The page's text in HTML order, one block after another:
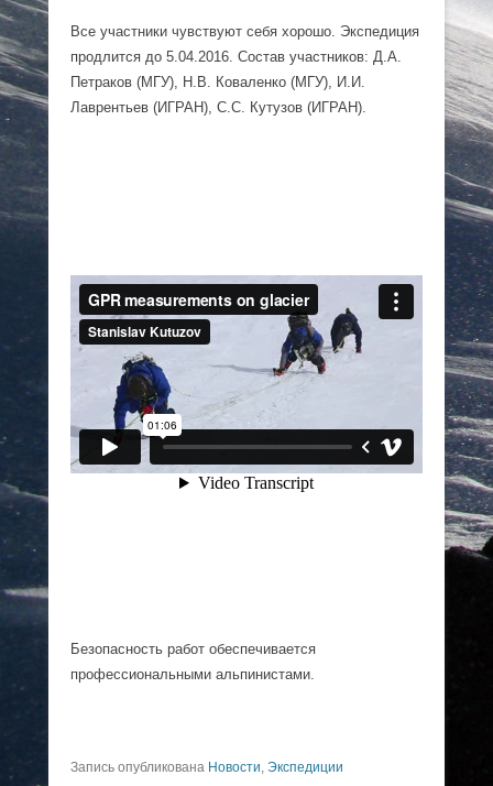
Все участники чувствуют себя хорошо. Экспедиция
продлится до 5.04.2016. Состав участников: Д.А.
Петраков (МГУ), Н.В. Коваленко (МГУ), И.И.
Лаврентьев (ИГРАН), С.С. Кутузов (ИГРАН).
Безопасность работ обеспечивается
профессиональными альпинистами.
Запись опубликована Новости, Экспедиции